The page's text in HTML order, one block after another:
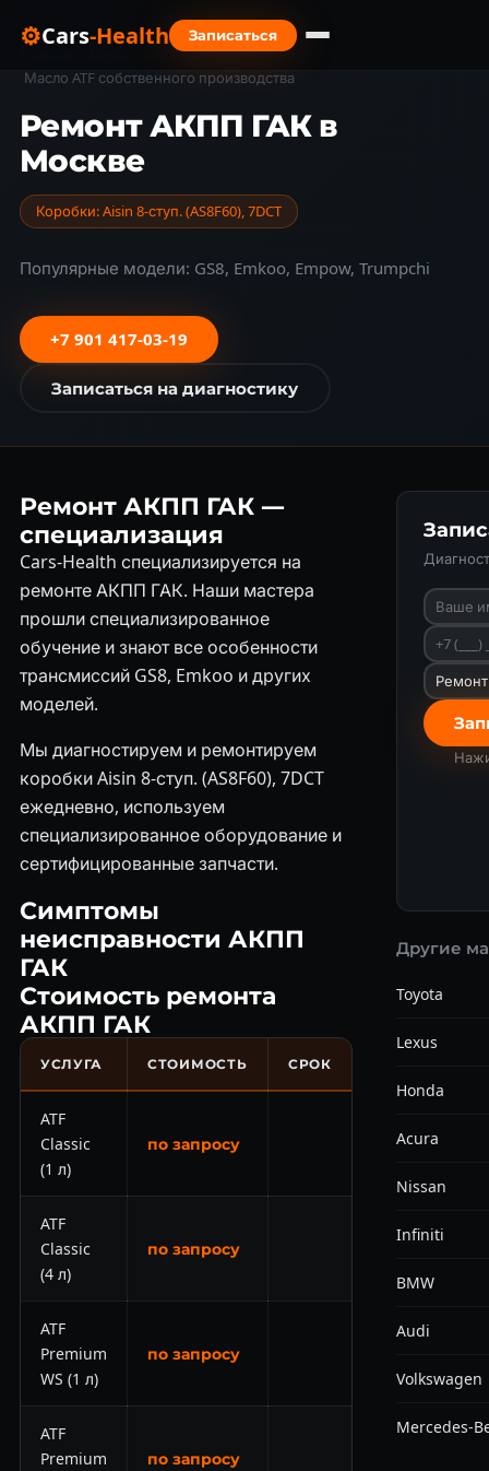
⚙Cars-Health
Записаться
› GAC ›
Масло ATF собственного производства
Ремонт АКПП ГАК в
Москве
Коробки: Aisin 8-ступ. (AS8F60), 7DCT
Популярные модели: GS8, Emkoo, Empow, Trumpchi
+7 901 417-03-19
Записаться на диагностику
Ремонт АКПП ГАК —
специализация
Cars-Health специализируется на
ремонте АКПП ГАК. Наши мастера
прошли специализированное
обучение и знают все особенности
трансмиссий GS8, Emkoo и других
моделей.
Мы диагностируем и ремонтируем
коробки Aisin 8-ступ. (AS8F60), 7DCT
ежедневно, используем
специализированное оборудование и
сертифицированные запчасти.
Симптомы
неисправности АКПП
ГАК
Стоимость ремонта
АКПП ГАК
УСЛУГА СТОИМОСТЬ СРОК
ATF
Classic
(1 л)
по запросу
ATF
Classic
(4 л)
по запросу
ATF
Premium
WS (1 л)
по запросу
ATF
Premium
по запросу
Другие
Toyota
Lexus
Honda
Acura
Nissan
Infiniti
BMW
Audi
Volkswagen
Mercedes-